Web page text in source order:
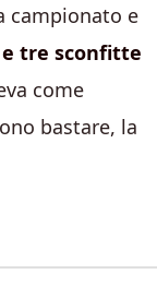
campionato e
tre sconfitte
come
bastare, la